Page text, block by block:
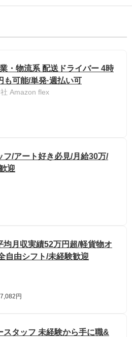
・物流系 配送ドライバー 4時
も可能/単発·週払い可
Amazon flex
フ/アート好き必見/月給30万/
迎
均月収実績52万円超/軽貨物オ
自由シフト/未経験歓迎
円
スタッフ 未経験から手に職&